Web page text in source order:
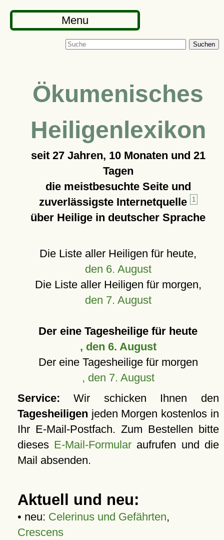
Menu
Suchen
Ökumenisches
Heiligenlexikon
seit 27 Jahren, 10 Monaten und 21
Tagen
die meistbesuchte Seite und
zuverlässigste Internetquelle
1
über Heilige in deutscher Sprache
Die Liste aller Heiligen für heute,
den 6. August
Die Liste aller Heiligen für morgen,
den 7. August
Der eine Tagesheilige für heute
, den 6. August
Der eine Tagesheilige für morgen
, den 7. August
Service: Wir schicken Ihnen den
Tagesheiligen jeden Morgen kostenlos in
Ihr E-Mail-Postfach. Zum Bestellen bitte
dieses E-Mail-Formular aufrufen und die
Mail absenden.
Aktuell und neu:
• neu: Celerinus und Gefährten,
Crescens